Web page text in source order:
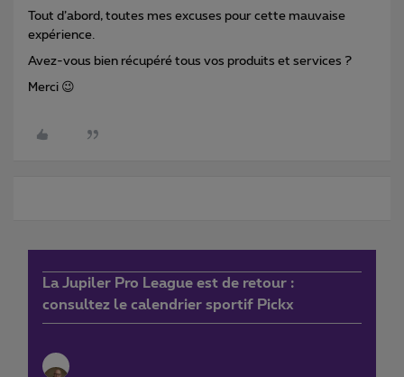
Tout d’abord, toutes mes excuses pour cette mauvaise
expérience.
Avez-vous bien récupéré tous vos produits et services ?
Merci 😉
La Jupiler Pro League est de retour :
consultez le calendrier sportif Pickx